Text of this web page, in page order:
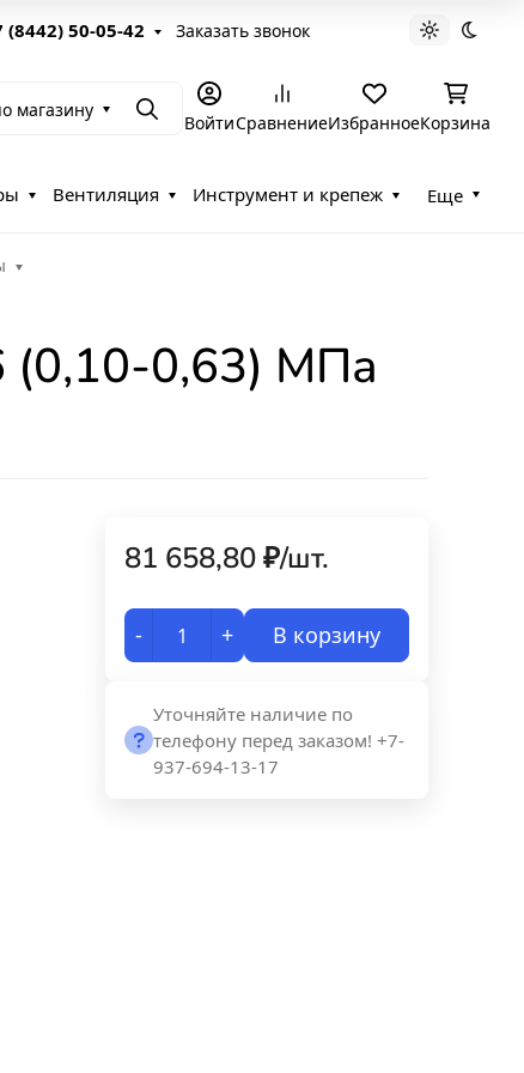
(8442) 50-05-42 Заказать звонок Светлая
магазину ПоискВойтиСравнениеИзбранноеКорзина
Вентиляция Инструмент и крепеж Еще
(0,10-0,63) МПа
81 658,80₽/шт.
- + В корзину
Уточняйте наличие по
телефону перед заказом! +7-
937-694-13-17